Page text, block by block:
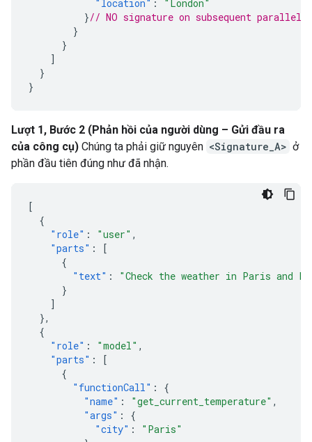
"location" :
"London"
}// NO signature on subsequent parallel
}
}
]
}
}
Lượt 1, Bước 2 (Phản hồi của người dùng – Gửi đầu ra
của công cụ) Chúng ta phải giữ nguyên <Signature_A> ở
phần đầu tiên đúng như đã nhận.
[
{
"role" : "user" ,
"parts" :
[
{
"text" :
"Check the weather in Paris and
}
]
},
{
"role" : "model" ,
"parts" :
[
{
"functionCall" :
{
"name" : "get_current_temperature" ,
"args" :
{
"city" :
"Paris"